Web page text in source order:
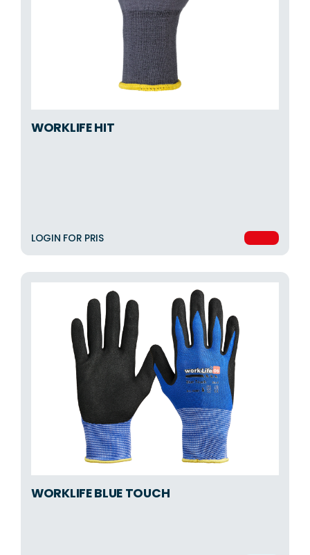
WORKLIFE HIT
LOGIN FOR PRIS
WORKLIFE BLUE TOUCH